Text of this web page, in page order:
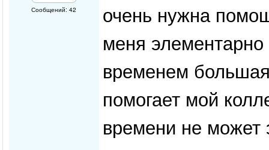
Сообщений: 42
очень нужна
меня
временем
помогает мой
времени не может